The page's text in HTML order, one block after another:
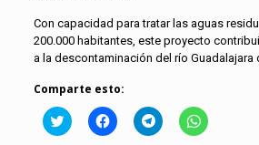
Con capacidad para tratar las aguas
200.000 habitantes, este proyecto
a la descontaminación del río Guadalajara
Comparte esto:
Click
to
Haz
clic
Haz
clic
Haz
clic